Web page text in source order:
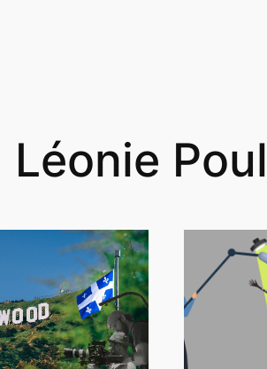
Léonie